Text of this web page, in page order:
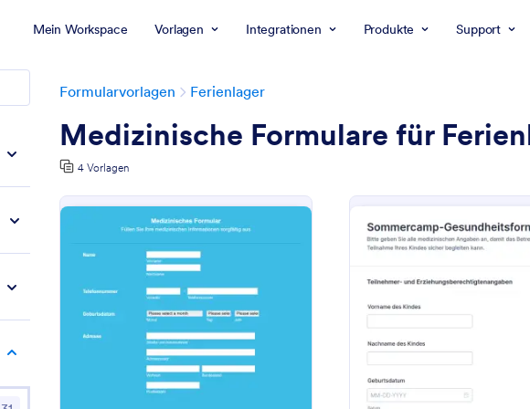
Mein Workspace Vorlagen Integrationen Produkte Support
Formularvorlagen Ferienlager
Medizinische Formulare für
4 Vorlagen
Vorschau: Medizinisches Formular Für Das